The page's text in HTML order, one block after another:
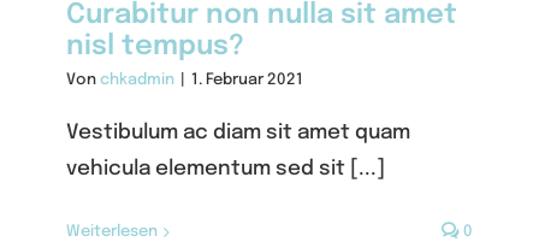
Curabitur non nulla sit amet
nisl tempus?
Von chkadmin 1. Februar 2021
Vestibulum ac diam sit amet quam
vehicula elementum sed sit [...]
Weiterlesen 0